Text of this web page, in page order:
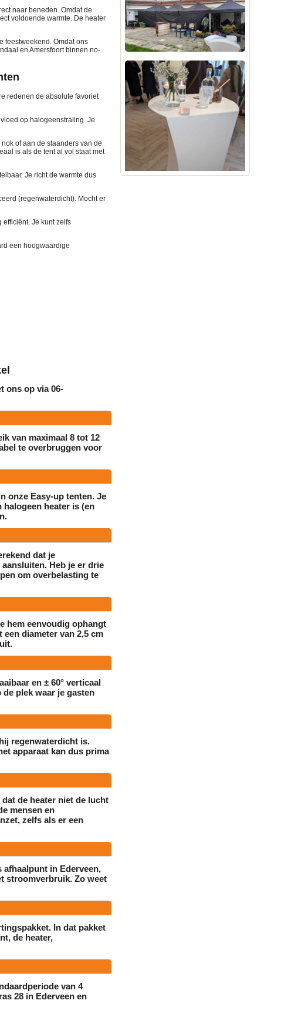
naar beneden. Omdat de
voldoende warmte. De heater
feestweekend. Omdat ons
en Amersfoort binnen no-
redenen de absolute favoriet
op halogeenstraling. Je
of aan de staanders van de
is als de tent al vol staat met
Je richt de warmte dus
(regenwaterdicht). Mocht er
efficiënt. Je kunt zelfs
een hoogwaardige
ons op via06-
van maximaal 8 tot 12
te overbruggen voor
onze Easy-up tenten. Je
halogeen heater is (en
dat je
aansluiten. Heb je er drie
om overbelasting te
hem eenvoudig ophangt
een diameter van 2,5 cm
en ± 60° verticaal
plek waar je gasten
regenwaterdicht is.
apparaat kan dus prima
de heater niet de lucht
mensen en
zelfs als er een
afhaalpunt in Ederveen,
stroomverbruik. Zo weet
In dat pakket
de heater,
van 4
28 in Ederveen en